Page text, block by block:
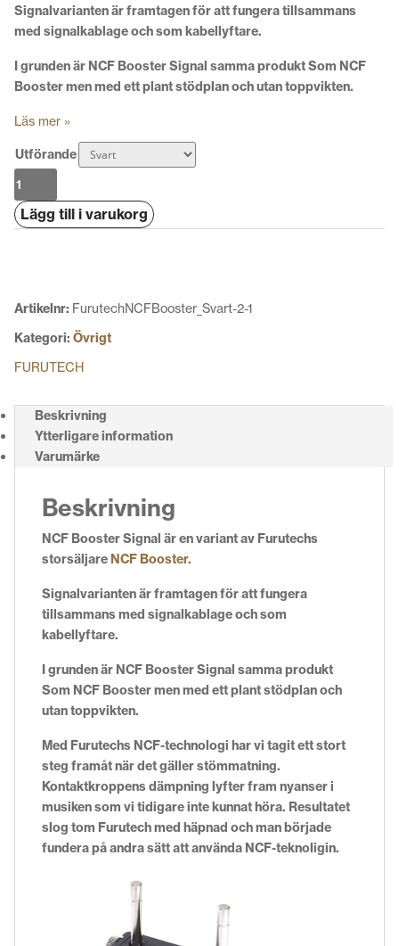
Signalvarianten är framtagen för att fungera tillsammans
med signalkablage och som kabellyftare.
I grunden är NCF Booster Signal samma produkt Som NCF
Booster men med ett plant stödplan och utan toppvikten.
Läs mer »
Utförande
Furutech
NCF
Booster
Lägg till i varukorg
Artikelnr: FurutechNCFBooster_Svart-2-1
Kategori: Övrigt
FURUTECH
Beskrivning
Ytterligare information
Varumärke
Beskrivning
NCF Booster Signal är en variant av Furutechs
storsäljareNCF Booster.
Signalvarianten är framtagen för att fungera
tillsammans med signalkablage och som
kabellyftare.
I grunden är NCF Booster Signal samma produkt
Som NCF Booster men med ett plant stödplan och
utan toppvikten.
Med Furutechs NCF-technologi har vi tagit ett stort
steg framåt när det gäller stömmatning.
Kontaktkroppens dämpning lyfter fram nyanser i
musiken som vi tidigare inte kunnat höra. Resultatet
slog tom Furutech med häpnad och man började
fundera på andra sätt att använda NCF-teknoligin.